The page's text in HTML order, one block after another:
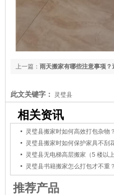
上一篇： 雨天搬家有哪些注意事项
此文关键字： 灵璧县
相关资讯
灵璧县搬家时如何保护家具不刮
推荐产品